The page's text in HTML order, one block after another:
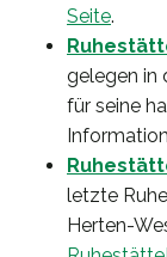
Seite.
gelegen in
für seine
letzte
Herten-